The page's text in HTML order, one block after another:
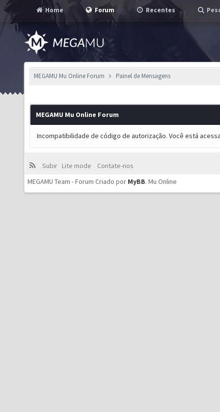
Home Forum Recentes
MEGAMU Mu Online Forum Painel de Mensagens
MEGAMU Mu Online Forum
Incompatibilidade de código de autorização. Você está
Subir Lite mode
Contate-nos
MEGAMU Team - Forum Criado por MyBB. Mu Online